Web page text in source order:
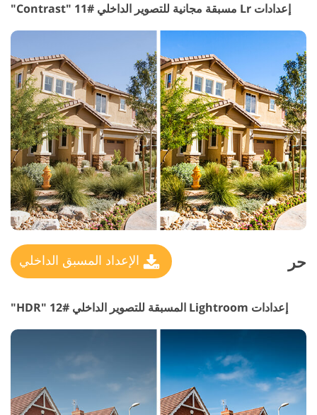
إعدادات Lr مسبقة مجانية للتصوير الداخلي #11 "Contrast"
حر الإعداد المسبق الداخلي
إعدادات Lightroom المسبقة للتصوير الداخلي #12 "HDR"